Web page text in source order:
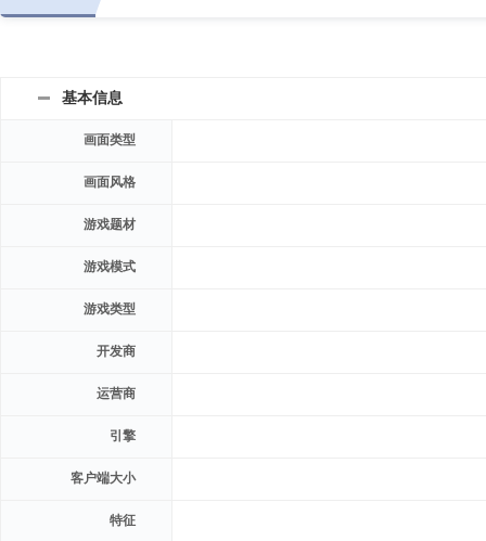
基本信息
画面类型
画面风格
游戏题材
游戏模式
游戏类型
开发商
运营商
引擎
客户端大小
特征